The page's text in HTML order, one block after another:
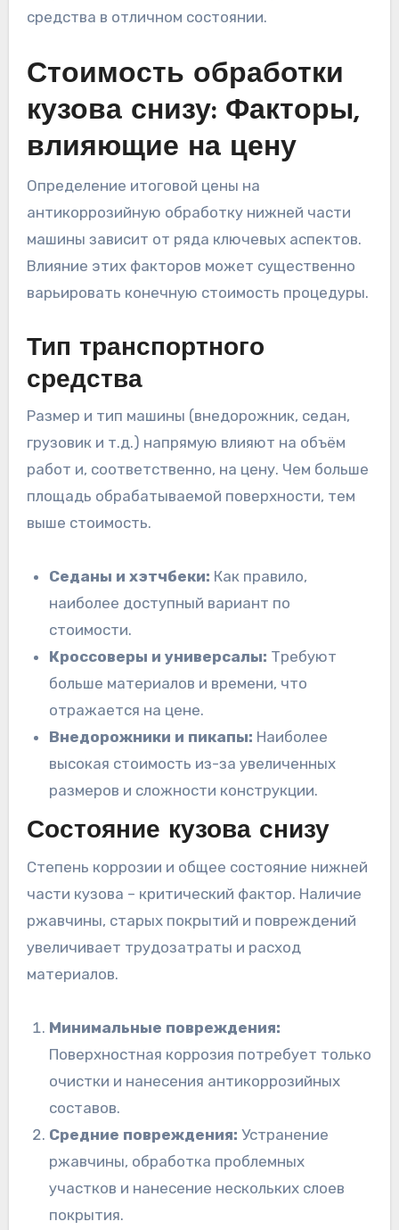
средства в отличном состоянии.
Стоимость обработки
кузова снизу: Факторы,
влияющие на цену
Определение итоговой цены на
антикоррозийную обработку нижней части
машины зависит от ряда ключевых аспектов.
Влияние этих факторов может существенно
варьировать конечную стоимость процедуры.
Тип транспортного
средства
Размер и тип машины (внедорожник, седан,
грузовик и т.д.) напрямую влияют на объём
работ и, соответственно, на цену. Чем больше
площадь обрабатываемой поверхности, тем
выше стоимость.
Седаны и хэтчбеки: Как правило,
наиболее доступный вариант по
стоимости.
Кроссоверы и универсалы: Требуют
больше материалов и времени, что
отражается на цене.
Внедорожники и пикапы: Наиболее
высокая стоимость из-за увеличенных
размеров и сложности конструкции.
Состояние кузова снизу
Степень коррозии и общее состояние нижней
части кузова – критический фактор. Наличие
ржавчины, старых покрытий и повреждений
увеличивает трудозатраты и расход
материалов.
Минимальные повреждения:
Поверхностная коррозия потребует только
очистки и нанесения антикоррозийных
составов.
Средние повреждения: Устранение
ржавчины, обработка проблемных
участков и нанесение нескольких слоев
покрытия.